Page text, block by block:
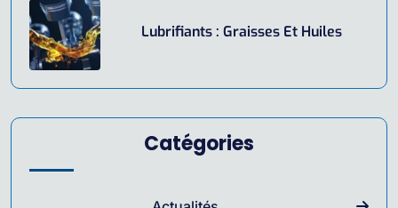
Lubrifiants : Graisses Et Huiles
Catégories